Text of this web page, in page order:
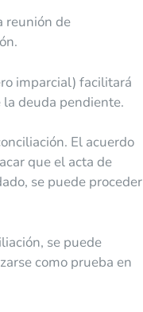
reunión de
imparcial) facilitará
deuda pendiente.
El acuerdo
que el acta de
se puede proceder
se puede
como prueba en